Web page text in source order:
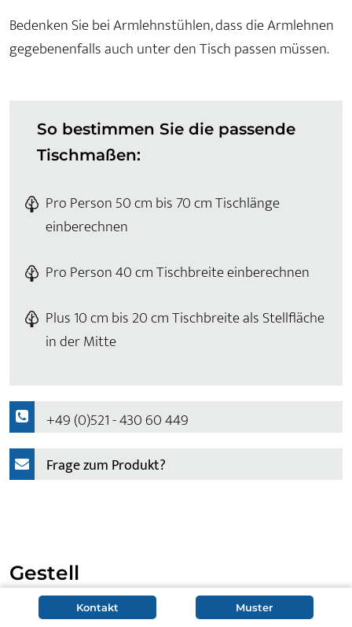
Bedenken Sie bei Armlehnstühlen, dass die Armlehnen
gegebenenfalls auch unter den Tisch passen müssen.
So bestimmen Sie die passende
Tischmaßen:
Pro Person 50 cm bis 70 cm Tischlänge
einberechnen
Pro Person 40 cm Tischbreite einberechnen
Plus 10 cm bis 20 cm Tischbreite als Stellfläche
in der Mitte
+49 (0)521 - 430 60 449
Frage zum Produkt?
Gestell
Als Kufentisch steht Konferenztisch Vilje je nach
Kontakt Muster